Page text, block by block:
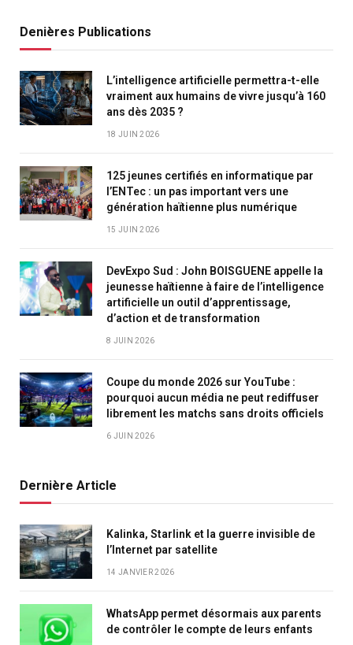
Denières Publications
L’intelligence artificielle permettra-t-elle
vraiment aux humains de vivre jusqu’à 160
ans dès 2035 ?
18 JUIN 2026
125 jeunes certifiés en informatique par
l’ENTec : un pas important vers une
génération haïtienne plus numérique
15 JUIN 2026
DevExpo Sud : John BOISGUENE appelle la
jeunesse haïtienne à faire de l’intelligence
artificielle un outil d’apprentissage,
d’action et de transformation
8 JUIN 2026
Coupe du monde 2026 sur YouTube :
pourquoi aucun média ne peut rediffuser
librement les matchs sans droits officiels
6 JUIN 2026
Dernière Article
Kalinka, Starlink et la guerre invisible de
l’Internet par satellite
14 JANVIER 2026
WhatsApp permet désormais aux parents
de contrôler le compte de leurs enfants